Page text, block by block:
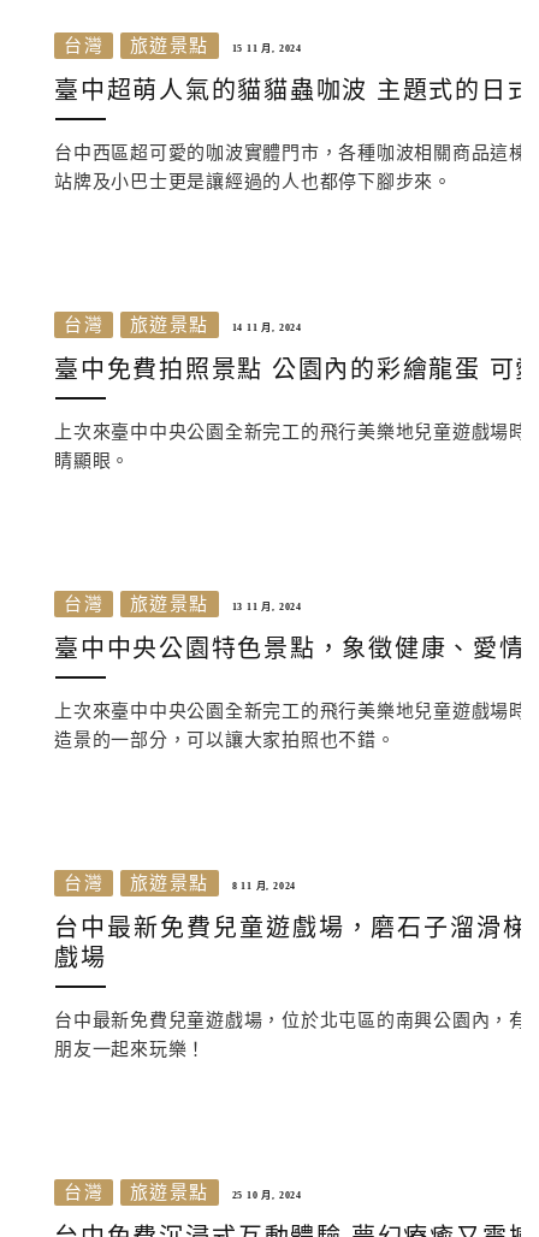
台灣 旅遊景點 15 11 月, 2024
臺中超萌人氣的貓貓蟲咖波 主題式的日
台中西區超可愛的咖波實體門市，各種咖波相關商品這
站牌及小巴士更是讓經過的人也都停下腳步來。
台灣 旅遊景點 14 11 月, 2024
臺中免費拍照景點 公園內的彩繪龍蛋 可
上次來臺中中央公園全新完工的飛行美樂地兒童遊戲場
睛顯眼。
台灣 旅遊景點 13 11 月, 2024
臺中中央公園特色景點，象徵健康、愛
上次來臺中中央公園全新完工的飛行美樂地兒童遊戲場
造景的一部分，可以讓大家拍照也不錯。
台灣 旅遊景點 8 11 月, 2024
台中最新免費兒童遊戲場，磨石子溜滑
戲場
台中最新免費兒童遊戲場，位於北屯區的南興公園內，
朋友一起來玩樂！
台灣 旅遊景點 25 10 月, 2024